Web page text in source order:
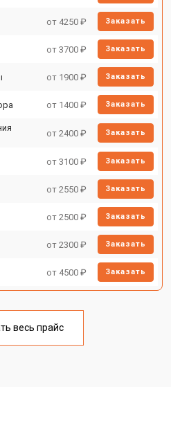
от 4250 ₽ Заказать
от 3700 ₽ Заказать
от 1900 ₽ Заказать
от 1400 ₽ Заказать
от 2400 ₽ Заказать
от 3100 ₽ Заказать
от 2550 ₽ Заказать
от 2500 ₽ Заказать
от 2300 ₽ Заказать
от 4500 ₽ Заказать
весь прайс